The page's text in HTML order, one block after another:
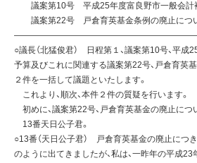
議案第10号 平成25年度富良野市一般会計補
議案第22号 戸倉育英基金条例の廃止につ
○議長（北猛俊君） 日程第１、議案第10号、平
予算及びこれに関連する議案第22号、戸倉育英
２件を一括して議題といたします。
これより、順次、本件２件の質疑を行います。
初めに、議案第22号、戸倉育英基金の廃止につ
13番天日公子君。
○13番（天日公子君） 戸倉育英基金の廃止につ
のように出てきましたが、私は、一昨年の平成